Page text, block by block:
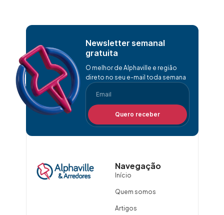
Newsletter semanal
gratuita
O melhor de Alphaville e região
direto no seu e-mail toda semana
Quero receber
Navegação
Início
Quem somos
Artigos